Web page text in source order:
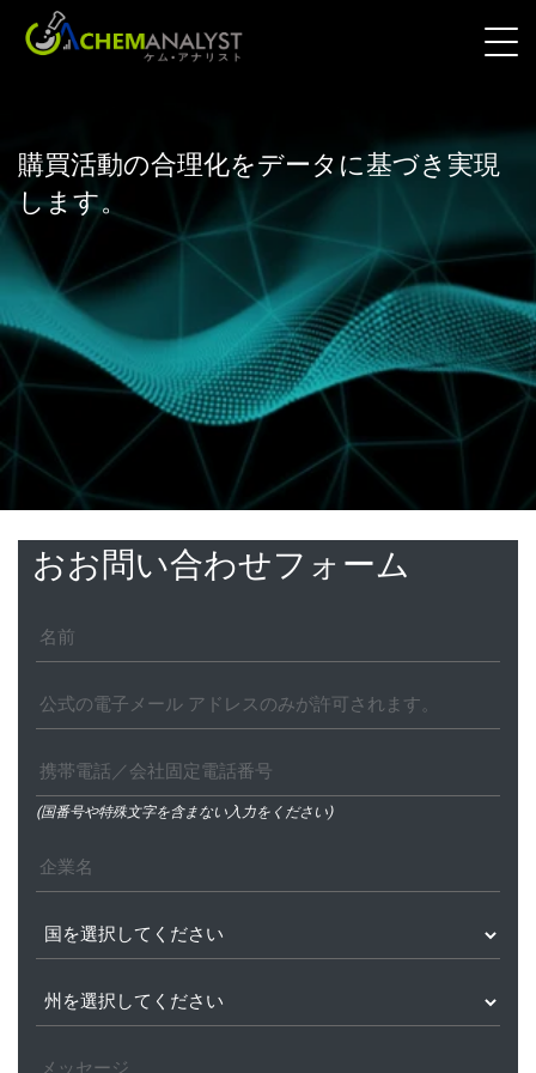
購買活動の合理化をデータに基づき実現
します。
おお問い合わせフォーム
(国番号や特殊文字を含まない入力をください)